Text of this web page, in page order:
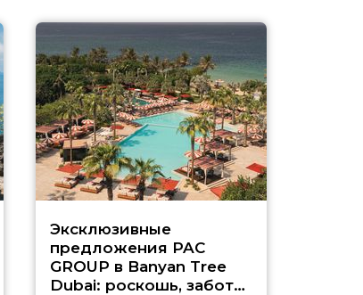
Эксклюзивные
предложения PAC
GROUP в Banyan Tree
Dubai: роскошь, забота